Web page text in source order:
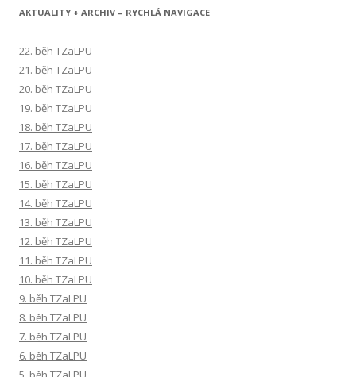
AKTUALITY + ARCHIV – RYCHLÁ NAVIGACE
22. běh TZaLPU
21. běh TZaLPU
20. běh TZaLPU
19. běh TZaLPU
18. běh TZaLPU
17. běh TZaLPU
16. běh TZaLPU
15. běh TZaLPU
14. běh TZaLPU
13. běh TZaLPU
12. běh TZaLPU
11. běh TZaLPU
10. běh TZaLPU
9. běh TZaLPU
8. běh TZaLPU
7. běh TZaLPU
6. běh TZaLPU